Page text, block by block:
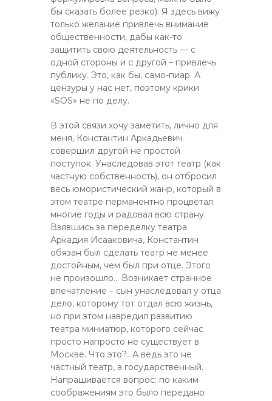
бы сказать более резко). Я здесь вижу
только желание привлечь внимание
общественности, дабы как-то
защитить свою деятельность — с
одной стороны и с другой – привлечь
публику. Это, как бы, само-пиар. А
цензуры у нас нет, поэтому крики
«SOS» не по делу.
В этой связи хочу заметить, лично для
меня, Константин Аркадьевич
совершил другой не простой
поступок. Унаследовав этот театр (как
частную собственность), он отбросил
весь юмористический жанр, который в
этом театре перманентно процветал
многие годы и радовал всю страну.
Взявшись за переделку театра
Аркадия Исааковича, Константин
обязан был сделать театр не менее
достойным, чем был при отце. Этого
не произошло… Возникает странное
впечатление – сын унаследовал у отца
дело, которому тот отдал всю жизнь,
но при этом навредил развитию
театра миниатюр, которого сейчас
просто напросто не существует в
Москве. Что это?.. А ведь это не
частный театр, а государственный.
Напрашивается вопрос: по каким
соображениям это было передано